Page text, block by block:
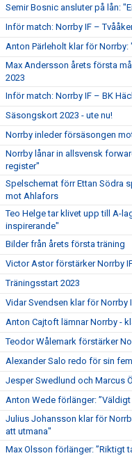
Semir Bosnic ansluter på lån:
Inför match: Norrby IF –
Anton Pärleholt klar för
Max Andersson årets första
2023
Inför match: Norrby IF – BK
Säsongskort 2023 - ute nu!
Norrby inleder försäsongen
Norrby lånar in allsvensk
register"
Spelschemat förr Ettan Södra
mot Ahlafors
Teo Helge tar klivet upp till A-
inspirerande"
Bilder från årets första träning
Victor Astor förstärker Norrby
Träningsstart 2023
Vidar Svendsen klar för Norrby
Anton Cajtoft lämnar Norrby -
Teodor Wålemark förstärker
Alexander Salo redo för sin
Jesper Swedlund och Marcus
Anton Wede förlänger:
Julius Johansson klar för
att utmana"
Max Olsson förlänger: ”Riktigt